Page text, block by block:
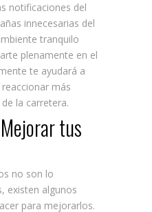
notificaciones del
innecesarias del
tranquilo
plenamente en el
te ayudará a
más
la carretera.
tus
no son lo
existen algunos
para mejorarlos.